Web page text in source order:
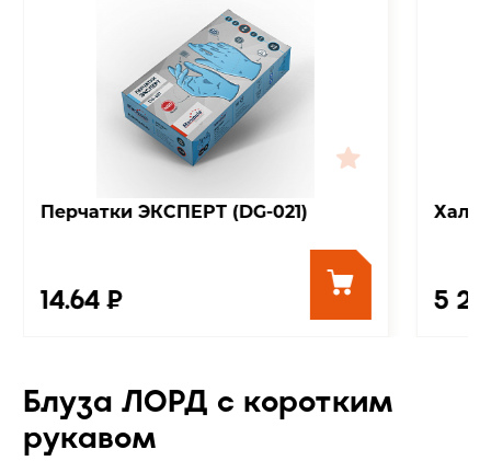
Перчатки ЭКСПЕРТ (DG-021)
14.64 ₽ 5
Блуза ЛОРД с коротким
рукавом